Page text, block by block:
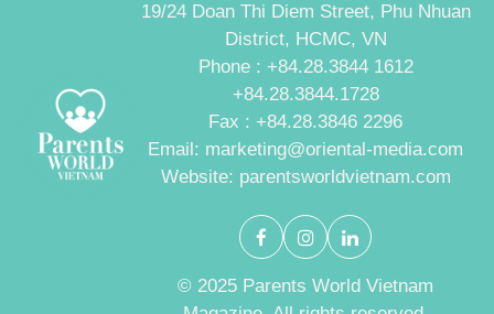
19/24 Doan Thi Diem Street, Phu Nhuan
District, HCMC, VN
Phone : +84.28.3844 1612
+84.28.3844.1728
Fax : +84.28.3846 2296
Email: marketing@oriental-media.com
Website: parentsworldvietnam.com
© 2025 Parents World Vietnam